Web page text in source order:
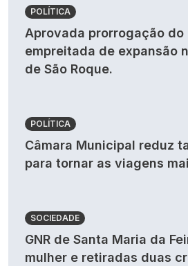
POLÍTICA
Aprovada prorrogação do
empreitada de expansão
de São Roque.
POLÍTICA
Câmara Municipal reduz
para tornar as viagens
SOCIEDADE
GNR de Santa Maria da
mulher e retiradas duas